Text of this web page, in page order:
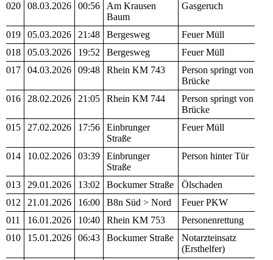
020 08.03.2026 00:56
Am Krausen
Baum
Gasgeruch
019 05.03.2026 21:48 Bergesweg
Feuer Müll
018
05.03.2026 19:52 Bergesweg
Feuer Müll
017
04.03.2026 09:48 Rhein KM 743
Person springt von
Brücke
016
28.02.2026 21:05 Rhein KM 744
Person springt von
Brücke
015
27.02.2026 17:56
Einbrunger
Straße
Feuer Müll
014 10.02.2026 03:39
Einbrunger
Straße
Person hinter Tür
013 29.01.2026 13:02 Bockumer Straße
Ölschaden
012
21.01.2026 16:00 B8n Süd > Nord
Feuer PKW
011
16.01.2026 10:40 Rhein KM 753
Personenrettung
010
15.01.2026 06:43 Bockumer Straße
Notarzteinsatz
(Ersthelfer)